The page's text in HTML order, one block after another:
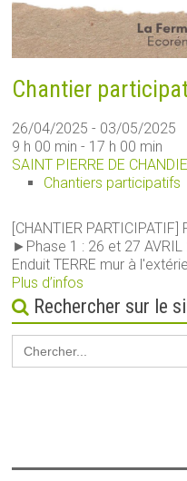
Chantier
26/04/2025 - 03/05/2025
9 h 00 min - 17 h 00 min
SAINT PIERRE DE
Chantiers participatifs
[CHANTIER PARTICIPATIF]
►Phase 1 : 26 et 27
Enduit TERRE mur à
Plus d’infos
Rechercher sur le
Search
for: